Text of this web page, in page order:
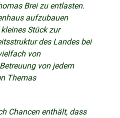
Brei zu entlasten.
aufzubauen
Stück zur
des Landes bei
von
von jedem
Themas
Chancen enthält, dass